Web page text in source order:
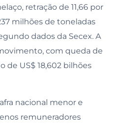
retração de 11,66 por
milhões de toneladas
dados da Secex. A
com queda de
de US$ 18,602 bilhões
nacional menor e
remuneradores